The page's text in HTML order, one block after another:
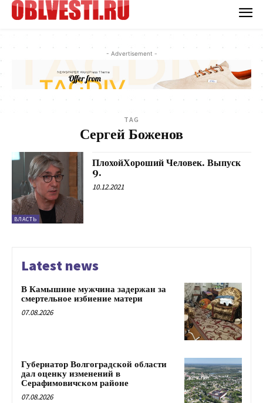
- Advertisement -
TAG
Сергей Боженов
ВЛАСТЬ
ПлохойХороший Человек. Выпуск
9.
10.12.2021
Latest news
В Камышине мужчина задержан за
смертельное избиение матери
07.08.2026
Губернатор Волгоградской области
дал оценку изменений в
Серафимовичском районе
07.08.2026